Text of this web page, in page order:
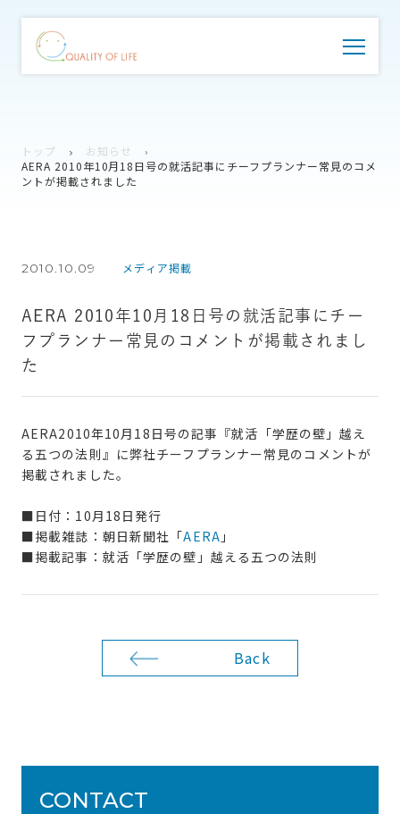
トップ
お知らせ
AERA 2010年10月18日号の就活記事にチーフプランナー常見のコメ
ントが掲載されました
2010.10.09 メディア掲載
AERA 2010年10月18日号の就活記事にチー
フプランナー常見のコメントが掲載されまし
た
AERA2010年10月18日号の記事『就活「学歴の壁」越え
る五つの法則』に弊社チーフプランナー常見のコメントが
掲載されました。
■日付：10月18日発行
■掲載雑誌：朝日新聞社「AERA 」
■掲載記事：就活「学歴の壁」越える五つの法則
Back
CONTACT